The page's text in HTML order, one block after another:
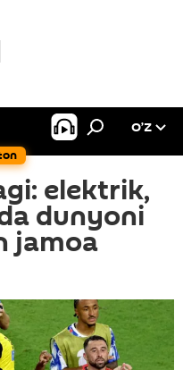
O’Z
elektrik,
dunyoni
jamoa